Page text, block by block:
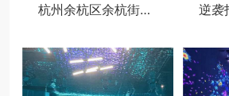
杭州余杭区余杭街道附近夜场招聘商务接待,还有哪些职位